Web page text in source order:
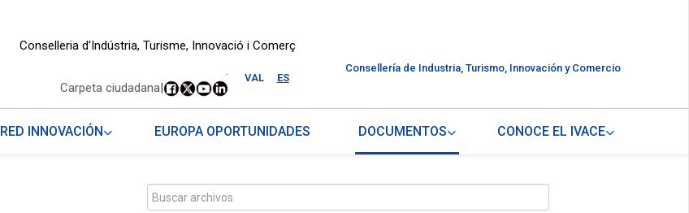
Conselleria d'Indústria, Turisme, Innovació i Comerç
VAL ES
.
Carpeta ciudadana|
Consellería de Industria, Turismo, Innovación y Comercio
RED INNOVACIÓN EUROPA OPORTUNIDADES DOCUMENTOS CONOCE EL IVACE